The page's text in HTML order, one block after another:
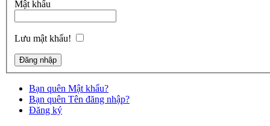
Mật khẩu
Lưu mật khẩu!
Bạn quên Mật khẩu?
Bạn quên Tên đăng nhập?
Đăng ký